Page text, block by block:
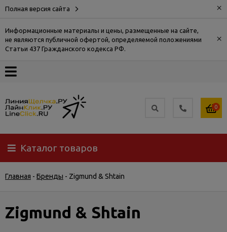
Полная версия сайта ×
Информационные материалы и цены, размещенные на сайте,
не являются публичной офертой, определяемой положениями
Статьи 437 Гражданского кодекса РФ.
×
О
Доставка
Самовывоз
Гарантия
0
Каталог товаров
Главная - Бренды - Zigmund & Shtain
Zigmund & Shtain